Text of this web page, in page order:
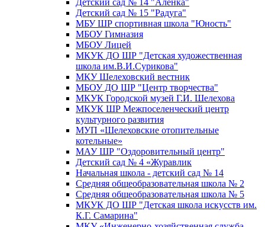
Детский сад № 15 "Радуга"
МБУ ШР спортивная школа "Юность"
МБОУ Гимназия
МБОУ Лицей
МКУК ДО ШР "Детская художественная
школа им.В.И.Сурикова"
МКУ Шелеховский вестник
МБОУ ДО ШР "Центр творчества"
МКУК Городской музей Г.И. Шелехова
МКУК ШР Межпоселенческий центр
культурного развития
МУП «Шелеховские отопительные
котельные»
МАУ ШР "Оздоровительный центр"
Детский сад № 4 «Журавлик
Начальная школа - детский сад № 14
Средняя общеобразовательная школа № 2
Средняя общеобразовательная школа № 5
МКУК ДО ШР "Детская школа искусств им.
К.Г. Самарина"